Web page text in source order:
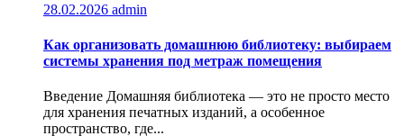
28.02.2026 admin
Как организовать домашнюю библиотеку: выбираем
системы хранения под метраж помещения
Введение Домашняя библиотека — это не просто место
для хранения печатных изданий, а особенное
пространство, где...